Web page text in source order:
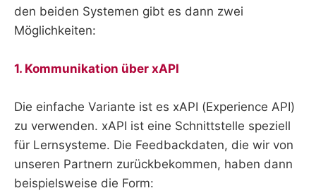
den beiden Systemen gibt es dann zwei
Möglichkeiten:
1. Kommunikation über xAPI
Die einfache Variante ist es xAPI (Experience API)
zu verwenden. xAPI ist eine Schnittstelle speziell
für Lernsysteme. Die Feedbackdaten, die wir von
unseren Partnern zurückbekommen, haben dann
beispielsweise die Form: